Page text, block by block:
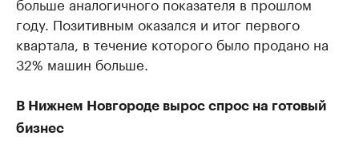
году. Позитивным оказался и итог первого
квартала, в течение которого было продано на
32% машин больше.
В Нижнем Новгороде вырос спрос на готовый
бизнес